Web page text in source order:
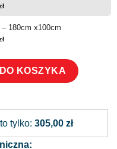
– 180cm x100cm
KOSZYKA
to tylko: 305,00 zł